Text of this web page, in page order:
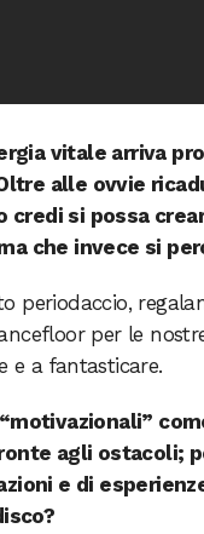
vitale arriva
alle ovvie
si possa
che invece si
periodaccio,
per le
e a fantasticare.
agli ostacoli;
e di